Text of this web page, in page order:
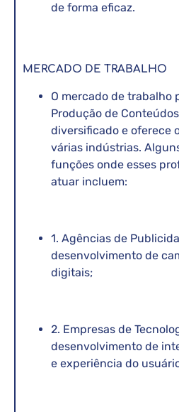
de forma eficaz.
MERCADO DE TRABALHO
O mercado de trabalho
Produção de
diversificado e oferece
várias indústrias.
funções onde esses
atuar incluem:
1. Agências de
desenvolvimento de
digitais;
2. Empresas de
desenvolvimento de
e experiência do